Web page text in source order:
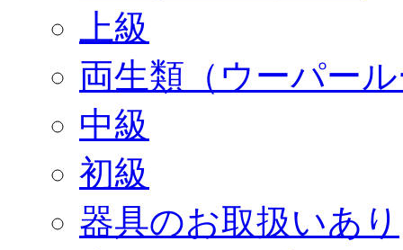
上級
両生類（ウーパー
中級
初級
器具のお取扱いあり